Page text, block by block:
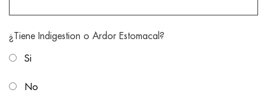
¿Tiene Indigestion o Ardor Estomacal?
Si
No